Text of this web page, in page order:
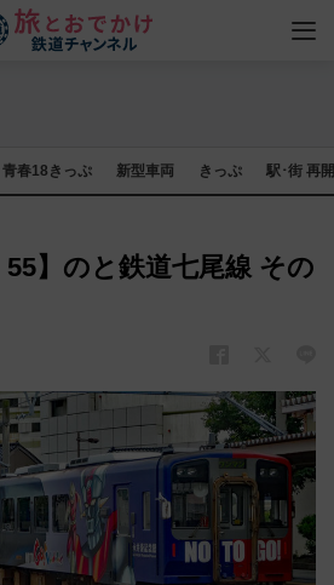
青春18きっぷ 新型車両 きっぷ 駅･街 再
55】のと鉄道七尾線 その